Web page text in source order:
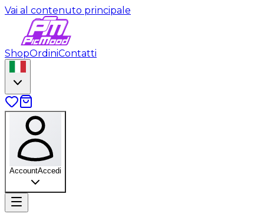
Vai al contenuto principale
ShopOrdiniContatti
AccountAccedi